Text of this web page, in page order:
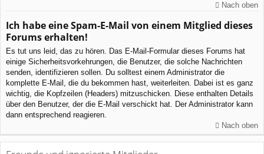
Nach oben
Ich habe eine Spam-E-Mail von einem Mitglied dieses
Forums erhalten!
Es tut uns leid, das zu hören. Das E-Mail-Formular dieses Forums hat
einige Sicherheitsvorkehrungen, die Benutzer, die solche Nachrichten
senden, identifizieren sollen. Du solltest einem Administrator die
komplette E-Mail, die du bekommen hast, weiterleiten. Dabei ist es ganz
wichtig, die Kopfzeilen (Headers) mitzuschicken. Diese enthalten Details
über den Benutzer, der die E-Mail verschickt hat. Der Administrator kann
dann entsprechend reagieren.
Nach oben